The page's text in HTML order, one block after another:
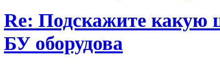
Re: Подскажите какую
БУ оборудова